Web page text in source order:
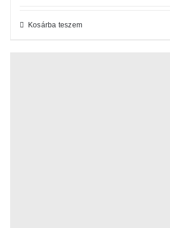
Kosárba teszem